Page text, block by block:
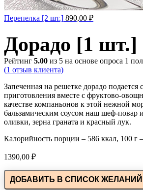
Перепелка [2 шт.] 890,00 ₽
Дорадо [1 шт.]
Рейтинг 5.00 из 5 на основе опроса 1
(1 отзыв клиента)
Запеченная на решетке дорадо подается
приготовления вместе с фруктово-
качестве компаньонов к этой нежной
бальзамическим соусом наш шеф-повар
оливки, зерна граната и красный лук.
Калорийность порции – 586 ккал, 100 г
1390,00 ₽
ДОБАВИТЬ В СПИСОК ЖЕЛАНИЙ